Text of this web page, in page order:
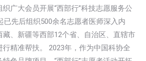
广大会员开展“西部行”科技志愿服务公
已先后组织500余名志愿者医师深入内
、新疆等西部12个省、自治区、直辖市
精准帮扶。 2023年，作为中国科协全